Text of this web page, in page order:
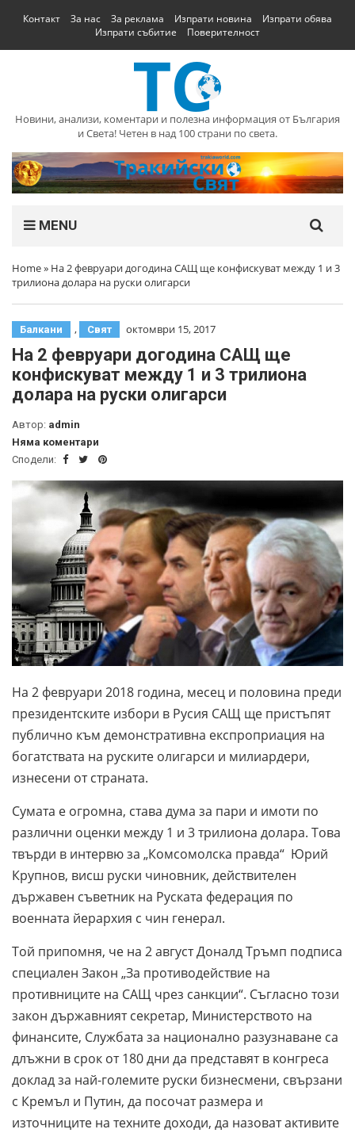
Контакт За нас За реклама Изпрати новина
Изпрати обява
Изпрати събитие
Поверителност
Новини, анализи, коментари и полезна информация от България
и Света! Четен в над 100 страни по света.
MENU
Home» На 2 февруари догодина САЩ ще конфискуват между 1 и 3
трилиона долара на руски олигарси
Балкани , Свят октомври 15, 2017
На 2 февруари догодина САЩ ще
конфискуват между 1 и 3 трилиона
долара на руски олигарси
Автор: admin
Няма коментари
Сподели:
На 2 февруари 2018 година, месец и половина преди
президентските избори в Русия САЩ ще пристъпят
публично към демонстративна експроприация на
богатствата на руските олигарси и милиардери,
изнесени от страната.
Сумата е огромна, става дума за пари и имоти по
различни оценки между 1 и 3 трилиона долара. Това
твърди в интервю за „Комсомолска правда“ Юрий
Крупнов, висш руски чиновник, действителен
държавен съветник на Руската федерация по
военната йерархия с чин генерал.
Той припомня, че на 2 август Доналд Тръмп подписа
специален Закон „За противодействие на
противниците на САЩ чрез санкции“. Съгласно този
закон държавният секретар, Министерството на
финансите, Службата за национално разузнаване са
длъжни в срок от 180 дни да представят в конгреса
доклад за най-големите руски бизнесмени, свързани
с Кремъл и Путин, да посочат размера и
източниците на техните доходи, да назоват активите